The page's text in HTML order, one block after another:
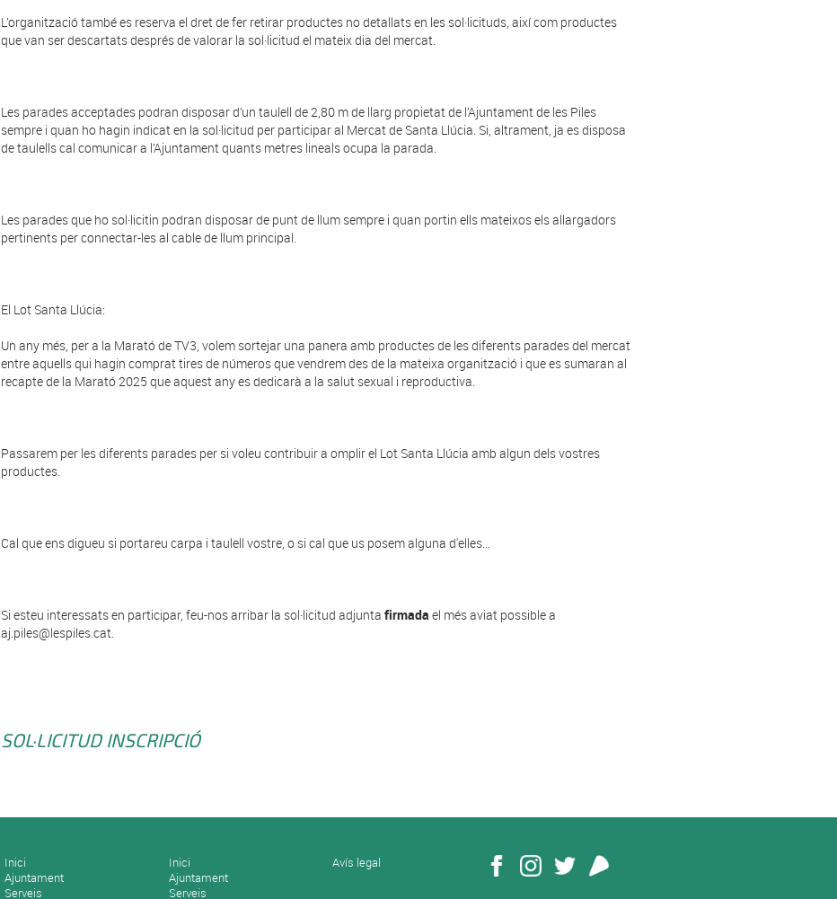
L’organització també es reserva el dret de fer retirar productes no detallats en les sol·licituds, així com productes
que van ser descartats després de valorar la sol·licitud el mateix dia del mercat.
Les parades acceptades podran disposar d’un taulell de 2,80 m de llarg propietat de l’Ajuntament de les Piles
sempre i quan ho hagin indicat en la sol·licitud per participar al Mercat de Santa Llúcia. Si, altrament, ja es disposa
de taulells cal comunicar a l’Ajuntament quants metres lineals ocupa la parada.
Les parades que ho sol·licitin podran disposar de punt de llum sempre i quan portin ells mateixos els allargadors
pertinents per connectar-les al cable de llum principal.
El Lot Santa Llúcia:
Un any més, per a la Marató de TV3, volem sortejar una panera amb productes de les diferents parades del mercat
entre aquells qui hagin comprat tires de números que vendrem des de la mateixa organització i que es sumaran al
recapte de la Marató 2025 que aquest any es dedicarà a la salut sexual i reproductiva.
Passarem per les diferents parades per si voleu contribuir a omplir el Lot Santa Llúcia amb algun dels vostres
productes.
Cal que ens digueu si portareu carpa i taulell vostre, o si cal que us posem alguna d'elles...
Si esteu interessats en participar, feu-nos arribar la sol·licitud adjunta firmada el més aviat possible a
aj.piles@lespiles.cat.
SOL·LICITUD INSCRIPCIÓ
Inici
Ajuntament
Serveis
Inici
Ajuntament
Serveis
Avís legal